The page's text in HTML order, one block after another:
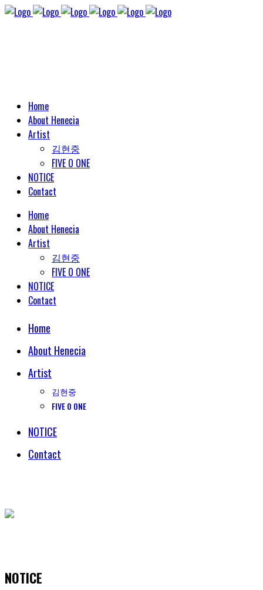
Home
About Henecia
Artist
김현중
FIVE O ONE
NOTICE
Contact
Home
About Henecia
Artist
김현중
FIVE O ONE
NOTICE
Contact
Home
About Henecia
Artist
김현중
FIVE O ONE
NOTICE
Contact
NOTICE